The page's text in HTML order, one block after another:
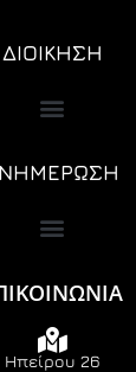
ΔΙΟΙΚΗΣΗ
Ηπείρου 26